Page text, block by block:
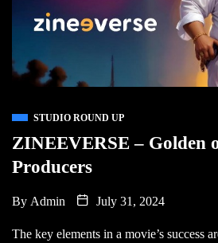
STUDIO ROUND UP
ZINEEVERSE – Golden
Producers
By Admin July 31, 2024
The key elements in a movie’s success